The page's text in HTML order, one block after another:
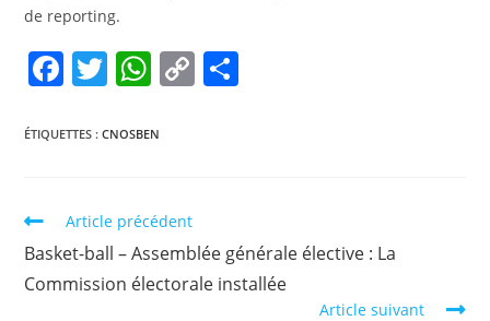
de reporting.
F
c
b
o
o
T
itt
W
at
A
p
p
C
n
k
ÉTIQUETTES :CNOSBEN
Article précédent
Basket-ball – Assemblée générale élective : La
Commission électorale installée
Article suivant